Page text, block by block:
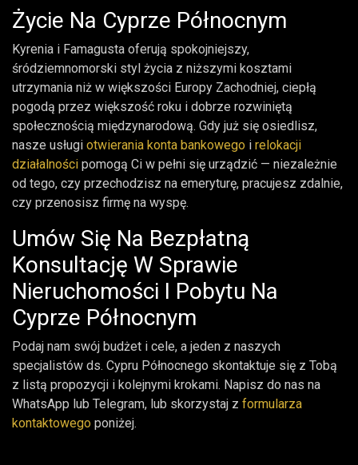
Życie Na Cyprze Północnym
Kyrenia i Famagusta oferują spokojniejszy,
śródziemnomorski styl życia z niższymi kosztami
utrzymania niż w większości Europy Zachodniej, ciepłą
pogodą przez większość roku i dobrze rozwiniętą
społecznością międzynarodową. Gdy już się osiedlisz,
nasze usługi otwierania konta bankowego i relokacji
działalności pomogą Ci w pełni się urządzić — niezależnie
od tego, czy przechodzisz na emeryturę, pracujesz zdalnie,
czy przenosisz firmę na wyspę.
Umów Się Na Bezpłatną
Konsultację W Sprawie
Nieruchomości I Pobytu Na
Cyprze Północnym
Podaj nam swój budżet i cele, a jeden z naszych
specjalistów ds. Cypru Północnego skontaktuje się z Tobą
z listą propozycji i kolejnymi krokami. Napisz do nas na
WhatsApp lub Telegram, lub skorzystaj z formularza
kontaktowego poniżej.